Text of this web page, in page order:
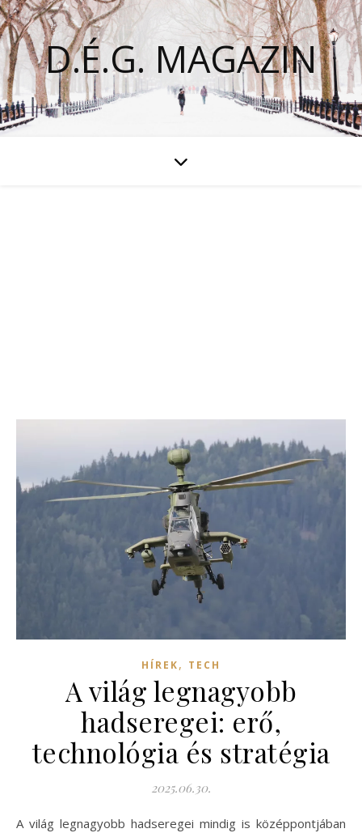
D.É.G. MAGAZIN
HÍREK, TECH
A világ legnagyobb
hadseregei: erő,
technológia és stratégia
2025.06.30.
A világ legnagyobb hadseregei mindig is középpontjában